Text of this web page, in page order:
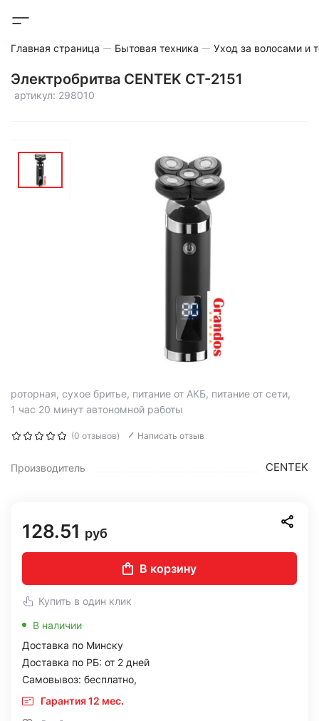
Главная страница Бытовая техника Уход за волосами и
Электробритва CENTEK CT-2151
артикул: 298010
роторная, сухое бритье, питание от АКБ, питание от сети,
1 час 20 минут автономной работы
(0 отзывов) Написать отзыв
Производитель CENTEK
128.51 руб
В корзину
Купить в один клик
В наличии
Доставка по Минску
Доставка по РБ: от 2 дней
Самовывоз: бесплатно,
Гарантия 12 мес.